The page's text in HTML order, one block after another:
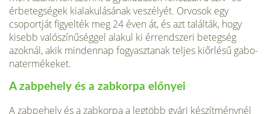
érbetegségek kialakulásának veszélyét. Orvosok egy
csoportját figyel­ték meg 24 éven át, és azt találták, hogy
kisebb valószínűséggel alakul ki ér­rendszeri betegség
azoknál, akik mindennap fogyasztanak teljes kiőrlésű gabo­
natermékeket.
A zabpehely és a zabkorpa előnyei
A zabpehely és a zabkorpa a legtöbb gyá­ri készítménynél